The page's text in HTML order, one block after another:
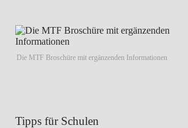
Die MTF Broschüre mit ergänzenden Informationen
Tipps für Schulen